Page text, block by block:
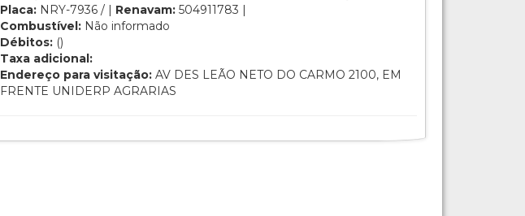
Placa: NRY-7936 / | Renavam: 504911783 |
Combustível: Não informado
Débitos: ()
Taxa adicional:
Endereço para visitação: AV DES LEÃO NETO DO CARMO 2100, EM
FRENTE UNIDERP AGRARIAS